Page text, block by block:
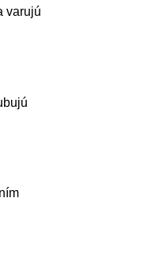
varujú